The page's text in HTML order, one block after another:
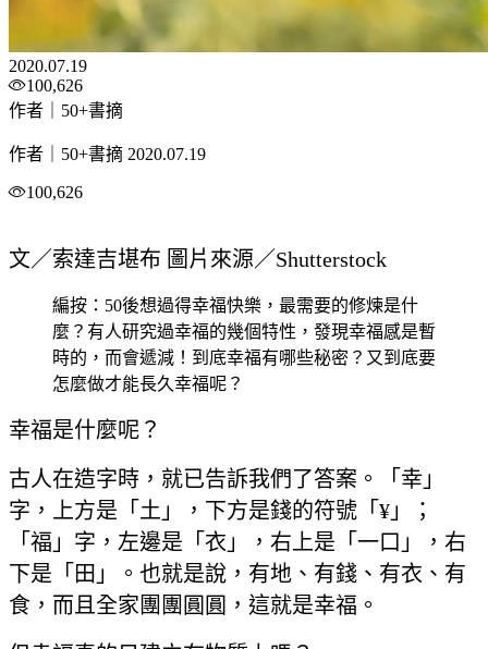
2020.07.19
100,626
作者｜50+書摘
作者｜50+書摘 2020.07.19
100,626
文／索達吉堪布 圖片來源／Shutterstock
編按：50後想過得幸福快樂，最需要的修煉是什
麼？有人研究過幸福的幾個特性，發現幸福感是暫
時的，而會遞減！到底幸福有哪些秘密？又到底要
怎麼做才能長久幸福呢？
幸福是什麼呢？
古人在造字時，就已告訴我們了答案。「幸」
字，上方是「土」，下方是錢的符號「¥」；
「福」字，左邊是「衣」，右上是「一口」，右
下是「田」。也就是說，有地、有錢、有衣、有
食，而且全家團團圓圓，這就是幸福。